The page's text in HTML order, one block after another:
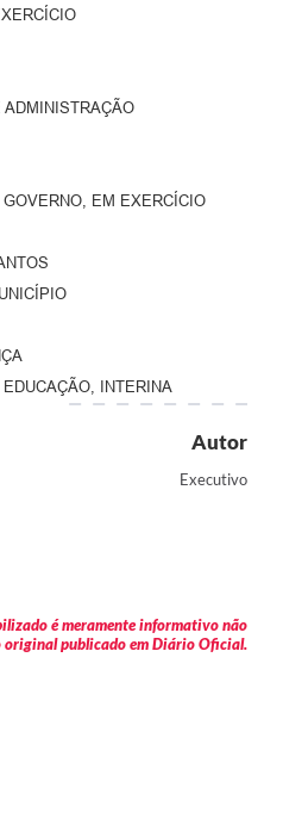
EM EXERCÍCIO
INTERINA
Autor
Executivo
é meramente informativo não
original publicado em Diário Oficial.